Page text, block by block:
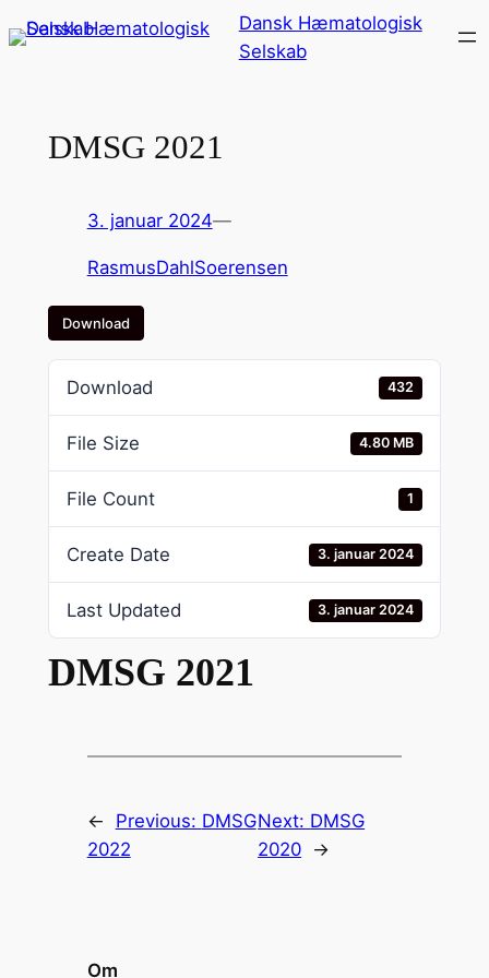
Spring
til
Dansk Hæmatologisk
Selskab
DMSG 2021
3. januar 2024—
RasmusDahlSoerensen
Download
Download 432
File Size 4.80 MB
File Count 1
Create Date 3. januar 2024
Last Updated 3. januar 2024
DMSG 2021
← Previous: DMSG
2022
Next: DMSG
2020 →
Om